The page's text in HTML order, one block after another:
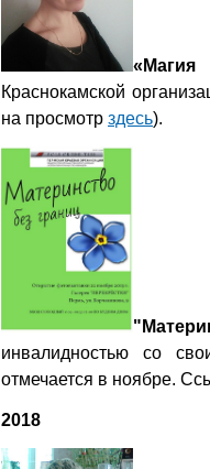
«Магия
Краснокамской
на просмотр здесь).
инвалидностью со
отмечается в ноябре.
2018